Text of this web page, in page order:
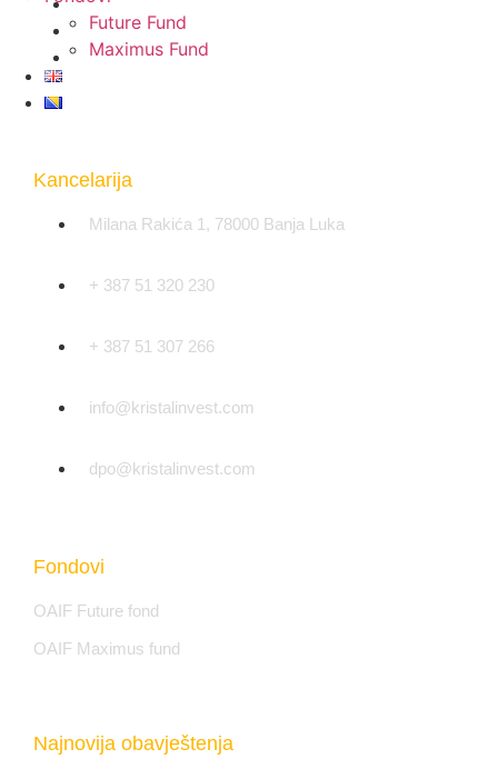
Future Fund
Maximus Fund
Kancelarija
Milana Rakića 1, 78000 Banja Luka
+ 387 51 320 230
+ 387 51 307 266
info@kristalinvest.com
dpo@kristalinvest.com
Fondovi
OAIF Future fond
OAIF Maximus fund
Najnovija obavještenja